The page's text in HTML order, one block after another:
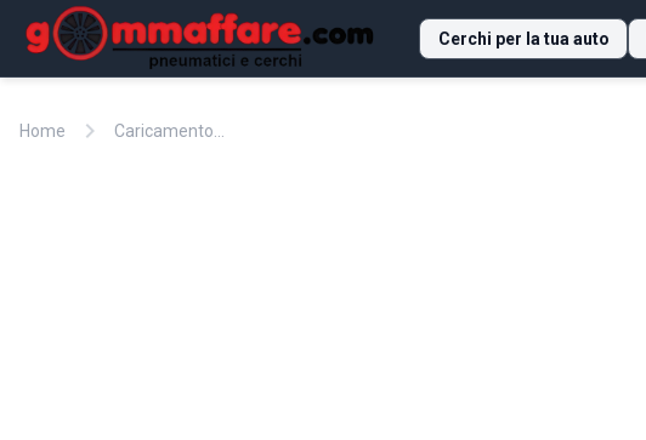
Cerchi per la tua auto
Home chevron_right Caricamento...